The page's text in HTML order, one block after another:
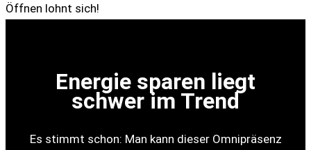
Öffnen lohnt sich!
Energie sparen liegt
schwer im Trend
Es stimmt schon: Man kann dieser Omnipräsenz